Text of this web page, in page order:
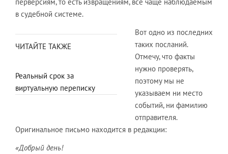
в судебной системе.
ЧИТАЙТЕ ТАКЖЕ
Реальный срок за
виртуальную переписку
Вот одно из последних
таких посланий.
Отмечу, что факты
нужно проверять,
поэтому мы не
указываем ни место
событий, ни фамилию
отправителя.
Оригинальное письмо находится в редакции:
«Добрый день!